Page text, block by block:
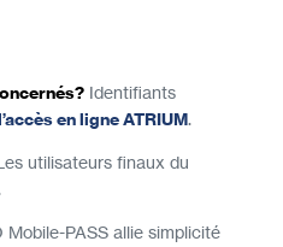
Identifiants
en ligne ATRIUM.
utilisateurs finaux du
Mobile-PASS allie simplicité